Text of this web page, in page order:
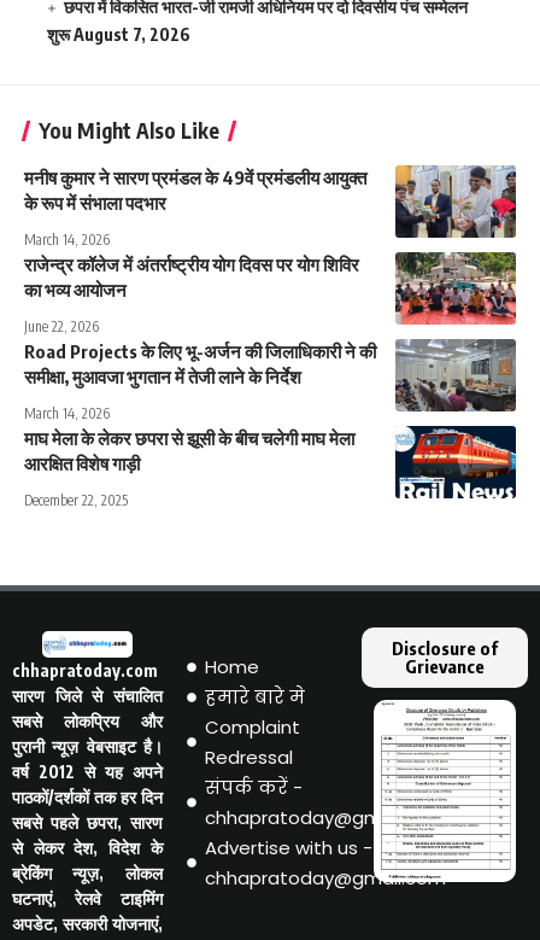
छपरा में विकसित भारत-जी रामजी अधिनियम पर दो दिवसीय पंच सम्मेलन
शुरूAugust 7, 2026
You Might Also Like
मनीष कुमार ने सारण प्रमंडल के 49वें प्रमंडलीय आयुक्त
के रूप में संभाला पदभार
March 14, 2026
राजेन्द्र कॉलेज में अंतर्राष्ट्रीय योग दिवस पर योग शिविर
का भव्य आयोजन
June 22, 2026
Road Projects के लिए भू-अर्जन की जिलाधिकारी ने की
समीक्षा, मुआवजा भुगतान में तेजी लाने के निर्देश
March 14, 2026
माघ मेला के लेकर छपरा से झूसी के बीच चलेगी माघ मेला
आरक्षित विशेष गाड़ी
December 22, 2025
chhapratoday.com
सारण जिले से संचालित
सबसे लोकप्रिय और
पुरानी न्यूज़ वेबसाइट है।
वर्ष 2012 से यह अपने
पाठकों/दर्शकों तक हर दिन
सबसे पहले छपरा, सारण
से लेकर देश, विदेश के
ब्रेकिंग न्यूज़, लोकल
घटनाएं, रेलवे टाइमिंग
अपडेट, सरकारी योजनाएं,
Home
हमारे बारे मे
Complaint
Redressal
संपर्क करें -
chhapratoday@gmail.com
Advertise with us -
chhapratoday@gmail.com
Disclosure of
Grievance